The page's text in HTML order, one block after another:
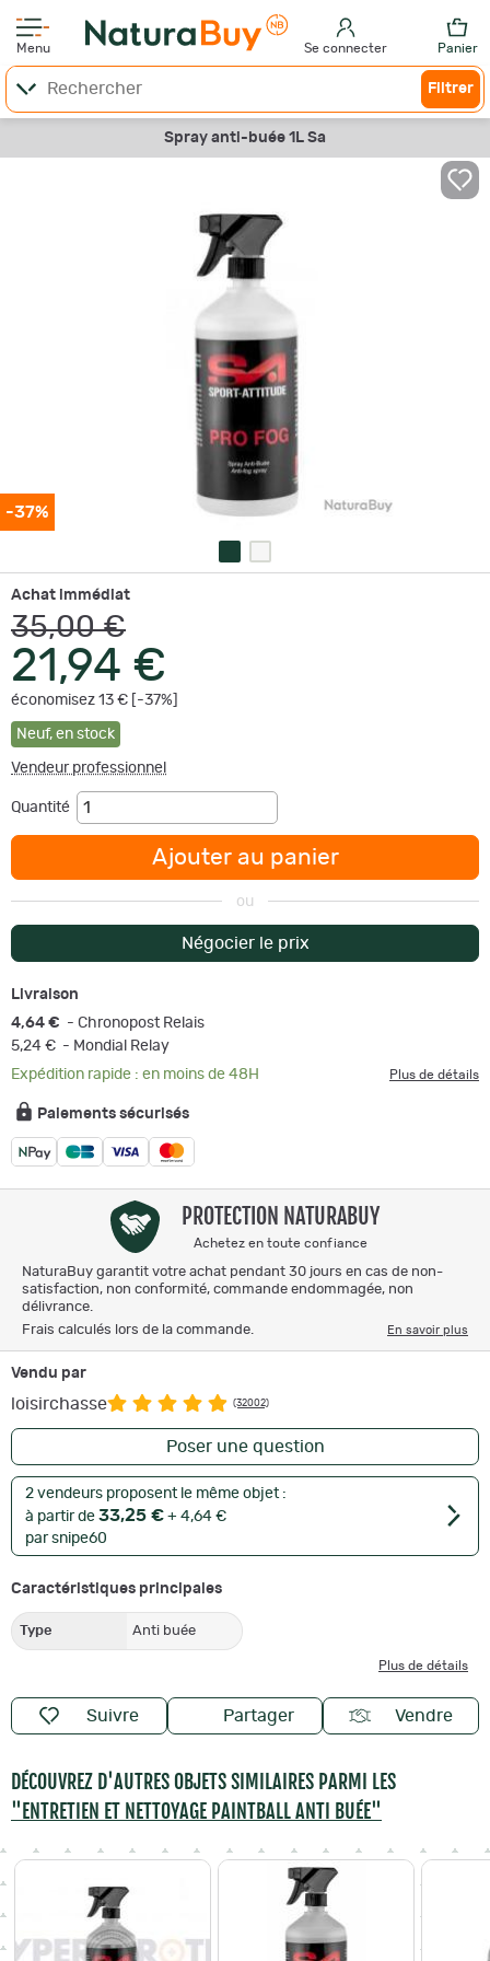
Menu Se connecter Panier
Filtrer
Spray anti-buée 1L Sa
-37%
Achat immédiat
35,00 €
21,94 €
économisez 13 € [-37%]
Neuf, en stock
Vendeur professionnel
Quantité
Ajouter au panier
ou
Négocier le prix
Livraison
4,64 € - Chronopost Relais
5,24 € - Mondial Relay
Expédition rapide : en moins de 48H
Plus de détails
Paiements sécurisés
PROTECTION NATURABUY
Achetez en toute confiance
NaturaBuy garantit votre achat pendant 30 jours en cas de non-
satisfaction, non conformité, commande endommagée, non
délivrance.
Frais calculés lors de la commande.
En savoir plus
Vendu par
loisirchasse (32002)
Poser une question
2 vendeurs proposent le même objet :
à partir de 33,25 € + 4,64 €
par snipe60
Caractéristiques principales
Type Anti buée
Plus de détails
Suivre Partager Vendre
DÉCOUVREZ D'AUTRES OBJETS SIMILAIRES PARMI LES
"ENTRETIEN ET NETTOYAGE PAINTBALL ANTI BUÉE"